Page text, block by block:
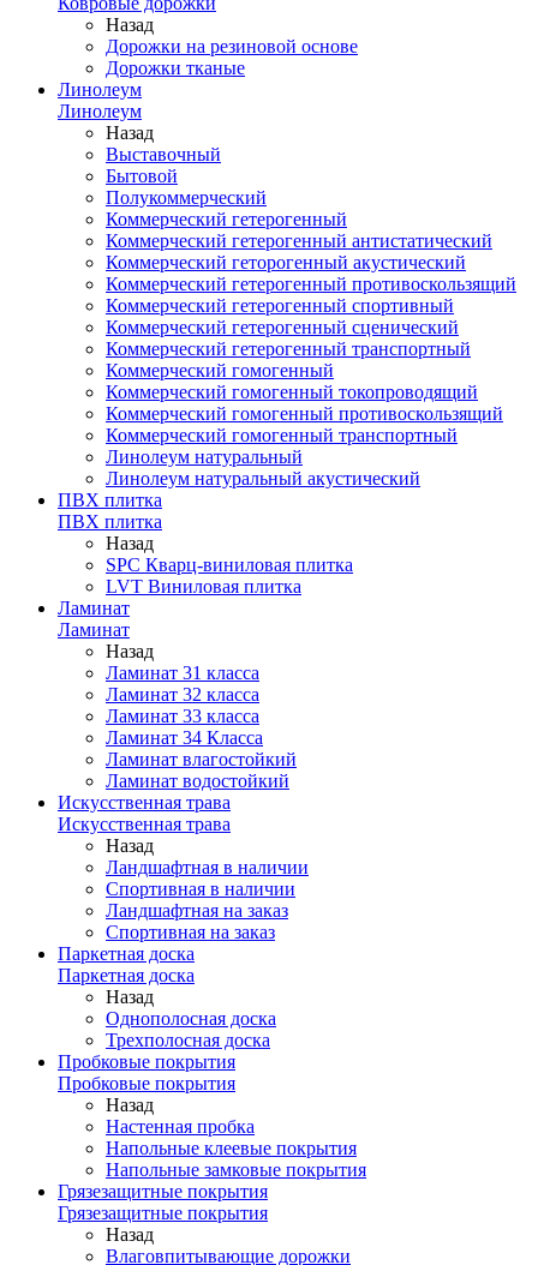
Назад
Дорожки на резиновой основе
Дорожки тканые
Линолеум
Линолеум
Назад
Выставочный
Бытовой
Полукоммерческий
Коммерческий гетерогенный
Коммерческий гетерогенный антистатический
Коммерческий геторогенный акустический
Коммерческий гетерогенный противоскользящий
Коммерческий гетерогенный спортивный
Коммерческий гетерогенный сценический
Коммерческий гетерогенный транспортный
Коммерческий гомогенный
Коммерческий гомогенный токопроводящий
Коммерческий гомогенный противоскользящий
Коммерческий гомогенный транспортный
Линолеум натуральный
Линолеум натуральный акустический
ПВХ плитка
ПВХ плитка
Назад
SPC Кварц-виниловая плитка
LVT Виниловая плитка
Ламинат
Ламинат
Назад
Ламинат 31 класса
Ламинат 32 класса
Ламинат 33 класса
Ламинат 34 Класса
Ламинат влагостойкий
Ламинат водостойкий
Искусственная трава
Искусственная трава
Назад
Ландшафтная в наличии
Спортивная в наличии
Ландшафтная на заказ
Спортивная на заказ
Паркетная доска
Паркетная доска
Назад
Однополосная доска
Трехполосная доска
Пробковые покрытия
Пробковые покрытия
Назад
Настенная пробка
Напольные клеевые покрытия
Напольные замковые покрытия
Грязезащитные покрытия
Грязезащитные покрытия
Назад
Влаговпитывающие дорожки